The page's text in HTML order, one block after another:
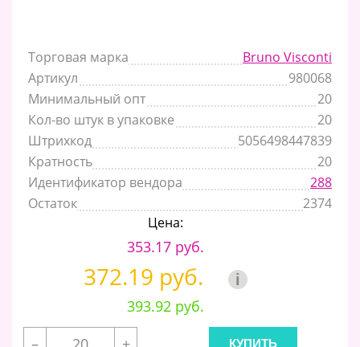
Торговая марка
Bruno Visconti
Артикул
980068
Минимальный опт
20
Кол-во штук в упаковке
20
Штрихкод
5056498447839
Кратность
20
Идентификатор вендора
288
Остаток
2374
Цена:
353.17 руб.
372.19 руб. i
393.92 руб.